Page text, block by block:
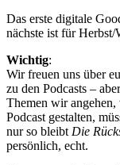
Das erste digitale
nächste ist für Herbst/
Wichtig:
Wir freuen uns über
zu den Podcasts –
Themen wir
Podcast gestalten,
nur so bleibt Die
persönlich, echt.